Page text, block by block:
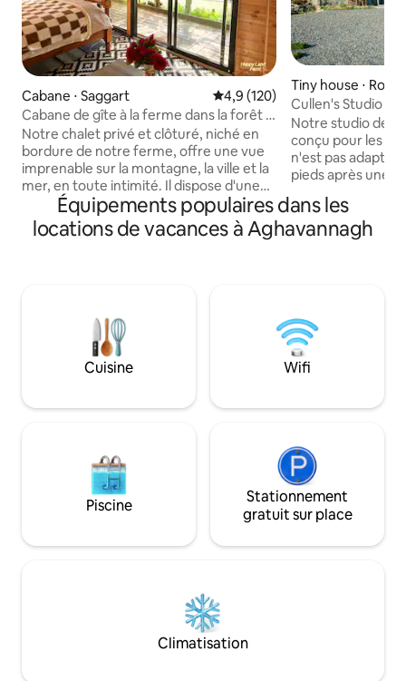
Cabane ⋅ Saggart Évaluation moyenne sur la
4,9 (120)
Cabane de gîte à la ferme dans la forêt –
Animaux et nature
Notre chalet privé et clôturé, niché en
bordure de notre ferme, offre une vue
imprenable sur la montagne, la ville et la
mer, en toute intimité. Il dispose d'une
douche chaude, d'une machine à café,
d'eau filtrée, d'une bouilloire, d'un
chauffage au gaz, d'une couverture
notre jacuzzi moyennant des frais
supplémentaires. N'hésitez pas à
interagir avec nos animaux de la ferme
(cheval, alpaga, moutons, chèvres) Un
seulement 350 m. Le logement n'est pas
Tiny house ⋅
Cullen's Studio
Wicklow Way
Notre studio de
conçu pour les
n'est pas adapté
pieds après une
devant notre
la kitchenette
cuisson à gaz à 2
wc/douche
vitrées givrées.
qui mangent à
le gîte 1 si vous
l'intérieur !
Équipements populaires dans les
locations de vacances à Aghavannagh
Cuisine Wifi
Piscine
Stationnement
gratuit sur place
Climatisation